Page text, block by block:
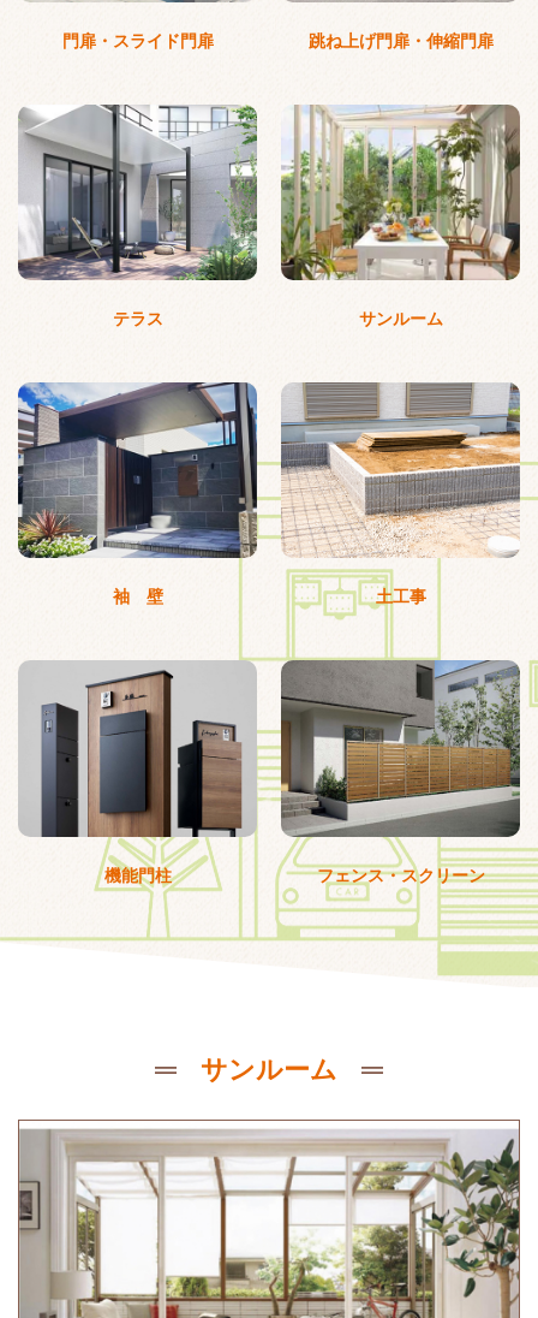
門扉・スライド門扉 跳ね上げ門扉・伸縮門扉
テラス サンルーム
袖 壁 土工事
機能門柱 フェンス・スクリーン
サンルーム